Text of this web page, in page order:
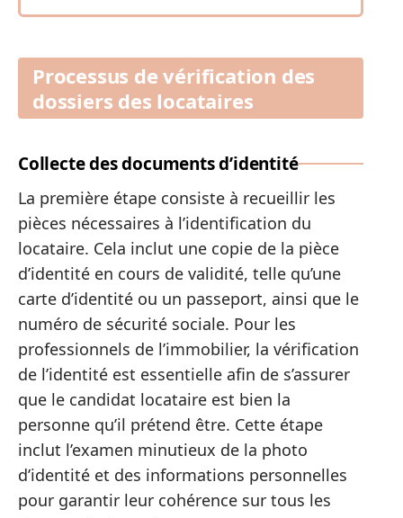
Processus de vérification des
dossiers des locataires
Collecte des documents d’identité
La première étape consiste à recueillir les
pièces nécessaires à l’identification du
locataire. Cela inclut une copie de la pièce
d’identité en cours de validité, telle qu’une
carte d’identité ou un passeport, ainsi que le
numéro de sécurité sociale. Pour les
professionnels de l’immobilier, la vérification
de l’identité est essentielle afin de s’assurer
que le candidat locataire est bien la
personne qu’il prétend être. Cette étape
inclut l’examen minutieux de la photo
d’identité et des informations personnelles
pour garantir leur cohérence sur tous les